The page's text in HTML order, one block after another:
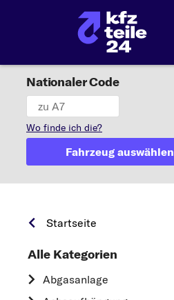
Nationaler Code
Wo finde ich die?
Fahrzeug auswählen
Startseite
Alle Kategorien
Abgasanlage